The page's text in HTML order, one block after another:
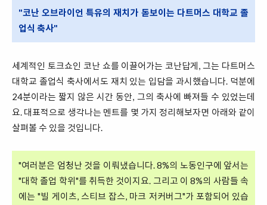
"코난 오브라이언 특유의 재치가 돋보이는 다트머스 대학교 졸
업식 축사"
세계적인 토크쇼인 코난 쇼를 이끌어가는 코난답게, 그는 다트머스
대학교 졸업식 축사에서도 재치 있는 입담을 과시했습니다. 덕분에
24분이라는 짧지 않은 시간 동안, 그의 축사에 빠져들 수 있었는데
요. 대표적으로 생각나는 멘트를 몇 가지 정리해보자면 아래와 같이
살펴볼 수 있을 것입니다.
"여러분은 엄청난 것을 이뤄냈습니다. 8%의 노동인구에 앞서는
"대학 졸업 학위"를 취득한 것이지요. 그리고 이 8%의 사람들 속
에는 "빌 게이츠, 스티브 잡스, 마크 저커버그"가 포함되어 있습